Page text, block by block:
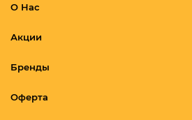
О Нас
Акции
Бренды
Оферта